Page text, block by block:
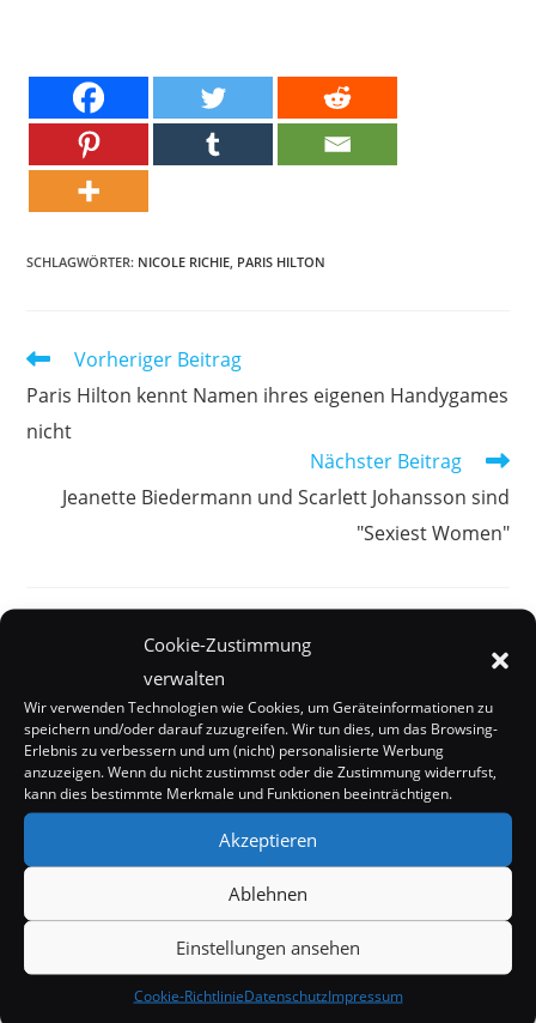
Cookie-Zustimmung
verwalten
Wir verwenden Technologien wie Cookies, um Geräteinformationen zu
speichern und/oder darauf zuzugreifen. Wir tun dies, um das Browsing-
Erlebnis zu verbessern und um (nicht) personalisierte Werbung
anzuzeigen. Wenn du nicht zustimmst oder die Zustimmung widerrufst,
kann dies bestimmte Merkmale und Funktionen beeinträchtigen.
Akzeptieren
Ablehnen
Einstellungen ansehen
Cookie-RichtlinieDatenschutzImpressum
SCHLAGWÖRTER: NICOLE RICHIE, PARIS HILTON
Weitere
ansehen
Vorheriger Beitrag
Paris Hilton kennt Namen ihres eigenen Handygames
nicht
Nächster Beitrag
Jeanette Biedermann und Scarlett Johansson sind
"Sexiest Women"
DAS KÖNNTE DIR AUCH GEFALLEN
Britney Spears zieht sich in Hustler Shop aus